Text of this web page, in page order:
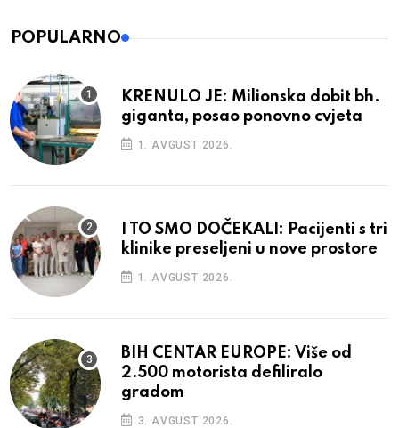
POPULARNO
KRENULO JE: Milionska dobit bh.
giganta, posao ponovno cvjeta
1. AVGUST 2026.
I TO SMO DOČEKALI: Pacijenti s tri
klinike preseljeni u nove prostore
1. AVGUST 2026.
BIH CENTAR EUROPE: Više od
2.500 motorista defiliralo
gradom
3. AVGUST 2026.